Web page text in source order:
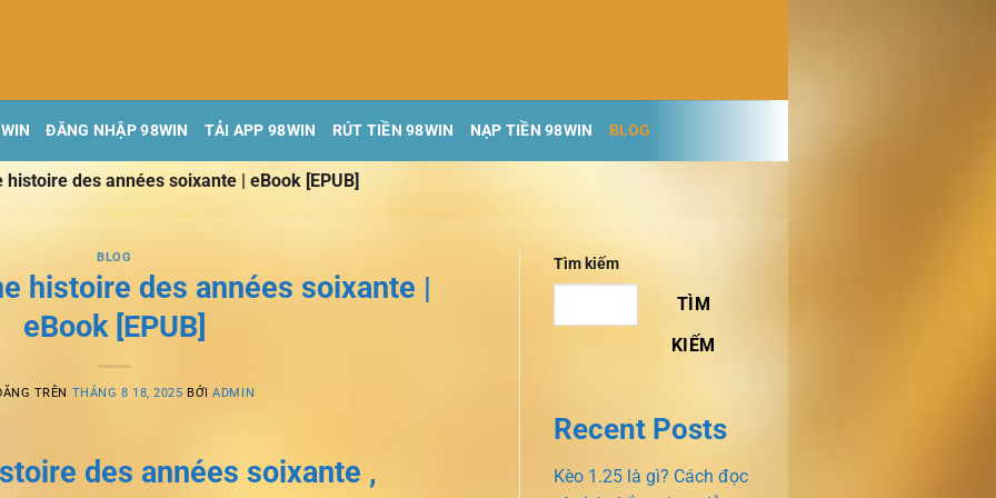
ĐĂNG NHẬP 98WIN TẢI APP 98WIN RÚT TIỀN 98WIN NẠP TIỀN 98WIN BLOG
histoire des années soixante | eBook [EPUB]
BLOG
histoire des années soixante |
eBook [EPUB]
TRÊN THÁNG 8 18, 2025 BỞIADMIN
des années soixante ,
Tìm kiếm
TÌM
KIẾM
Recent Posts
Kèo 1.25 là gì? Cách đọc